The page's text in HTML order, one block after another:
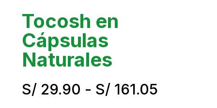
Tocosh en
Cápsulas
Naturales
S/29.90 - S/161.05Rango